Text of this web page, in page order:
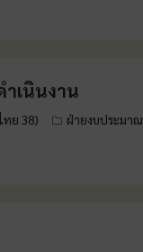
เนินงาน
ทย 38) ฝ่ายงบประมาณ